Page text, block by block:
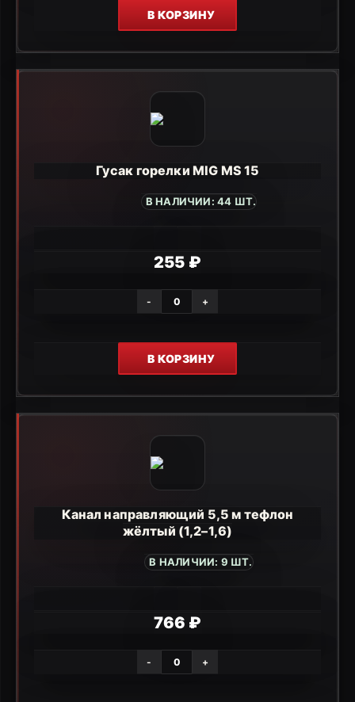
В КОРЗИНУ
Гусак горелки MIG MS 15
В НАЛИЧИИ: 44 ШТ.
255 ₽
- +
В КОРЗИНУ
Канал направляющий 5,5 м тефлон
жёлтый (1,2–1,6)
В НАЛИЧИИ: 9 ШТ.
766 ₽
- +